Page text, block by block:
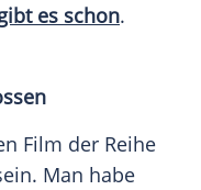
es schon.
Film der Reihe
Man habe